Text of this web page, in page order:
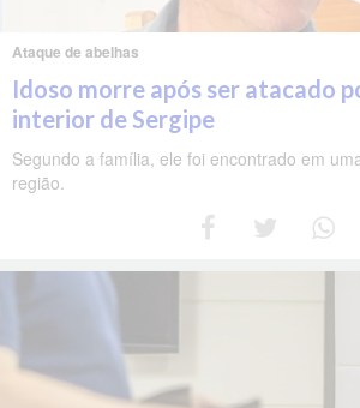
Ataque de abelhas
Idoso morre após ser atacado
interior de Sergipe
Segundo a família, ele foi encontrado em
região.